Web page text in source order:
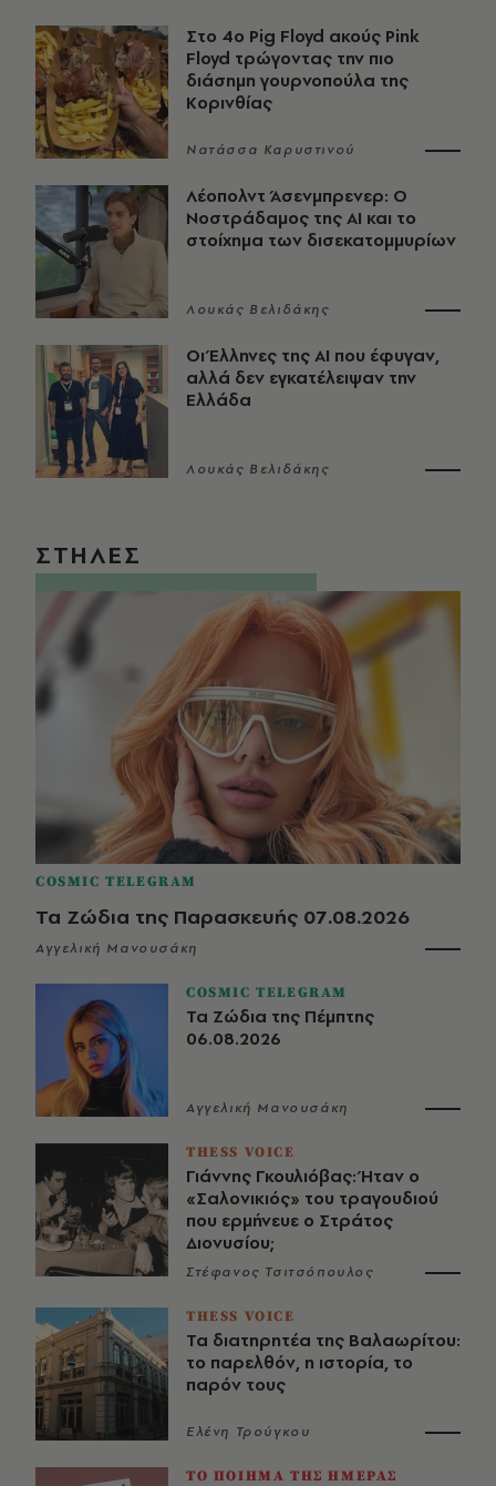
Στο 4ο Pig Floyd ακούς Pink
Floyd τρώγοντας την πιο
διάσημη γουρνοπούλα της
Κορινθίας
Νατάσσα Καρυστινού
Λέοπολντ Άσενμπρενερ: Ο
Νοστράδαμος της AI και το
στοίχημα των δισεκατομμυρίων
Λουκάς Βελιδάκης
Οι Έλληνες της ΑΙ που έφυγαν,
αλλά δεν εγκατέλειψαν την
Ελλάδα
Λουκάς Βελιδάκης
ΣΤΗΛΕΣ
COSMIC TELEGRAM
Τα Ζώδια της Παρασκευής 07.08.2026
Αγγελική Μανουσάκη
COSMIC TELEGRAM
Τα Ζώδια της Πέμπτης
06.08.2026
Αγγελική Μανουσάκη
THESS VOICE
Γιάννης Γκουλιόβας: Ήταν ο
«Σαλονικιός» του τραγουδιού
που ερμήνευε ο Στράτος
Διονυσίου;
Στέφανος Τσιτσόπουλος
THESS VOICE
Τα διατηρητέα της Βαλαωρίτου:
το παρελθόν, η ιστορία, το
παρόν τους
Ελένη Τρούγκου
ΤΟ ΠΟΙΗΜΑ ΤΗΣ ΗΜΕΡΑΣ